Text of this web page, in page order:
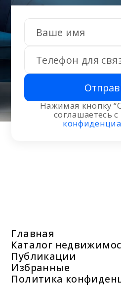
Нажимая кнопку
соглашаетесь с
Главная
Каталог
Публикации
Избранные
Политика